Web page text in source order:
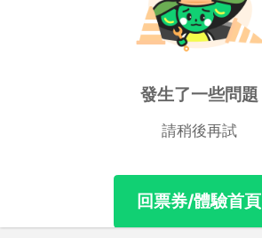
發生了一些問題
請稍後再試
回票券/體驗首頁